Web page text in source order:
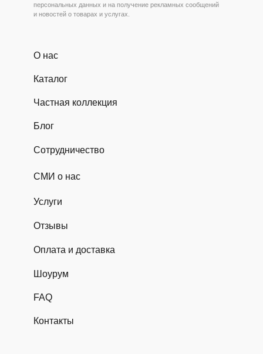
персональных данных и на получение рекламных сообщений
и новостей о товарах и услугах.
Каталог
О нас
Блог
Частная коллекция
Сотрудничество
Услуги
Отзывы
Оплата и доставка
СМИ о нас
Шоурум
FAQ
Контакты